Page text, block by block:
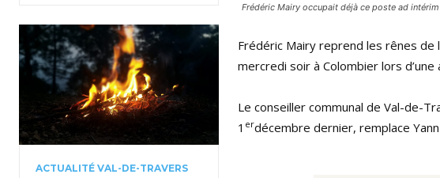
ACTUALITÉ VAL-DE-TRAVERS
Frédéric Mairy occupait déjà ce poste ad
Frédéric Mairy reprend les rênes de
mercredi soir à Colombier lors
Le conseiller communal de Val-de-
1 erdécembre dernier, remplace